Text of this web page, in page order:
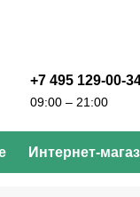
+7 495 129-00-
09:00 – 21:00
Интернет-